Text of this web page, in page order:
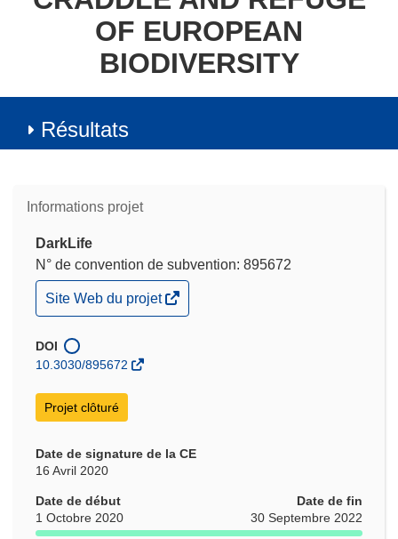
OF EUROPEAN
BIODIVERSITY
Résultats
Informations projet
DarkLife
N° de convention de subvention: 895672
(s’ouvre
dans
nouvelle
fenêtre)
Site Web du projet
DOI
10.3030/895672
Projet clôturé
Date de signature de la CE
16 Avril 2020
Date de début
1 Octobre 2020
Date de fin
30 Septembre 2022